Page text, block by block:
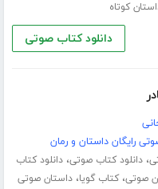
کوتاه
دانلود کتاب صوتی
رایگان داستان و رمان
،دانلود کتاب صوتی،دانلود کتاب
صوتی،کتاب گویا،داستان صوتی